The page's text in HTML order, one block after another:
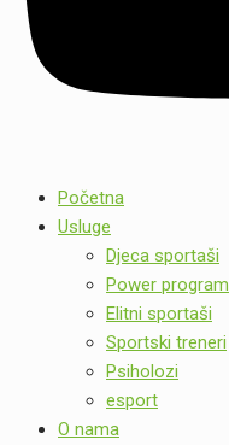
Početna
Usluge
Djeca sportaši
Power program
Elitni sportaši
Sportski treneri
Psiholozi
esport
O nama